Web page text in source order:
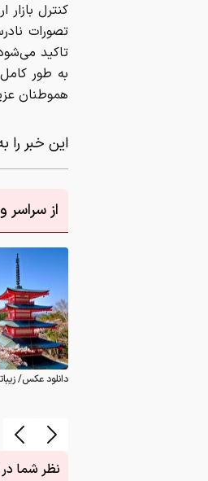
کنترل
تصورات
به طور
هموطنان
این خبر را
از سراسر
دانلود عکس/
نظر شما در